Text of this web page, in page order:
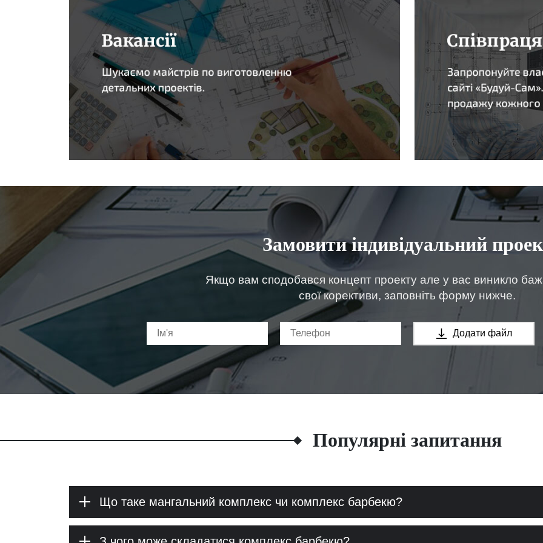
Замовити індивідуальний
Якщо вам сподобався концепт проекту але у вас виникло
свої корективи, заповніть форму нижче.
Додати файл
Популярні запитання
Що таке мангальний комплекс чи комплекс барбекю?